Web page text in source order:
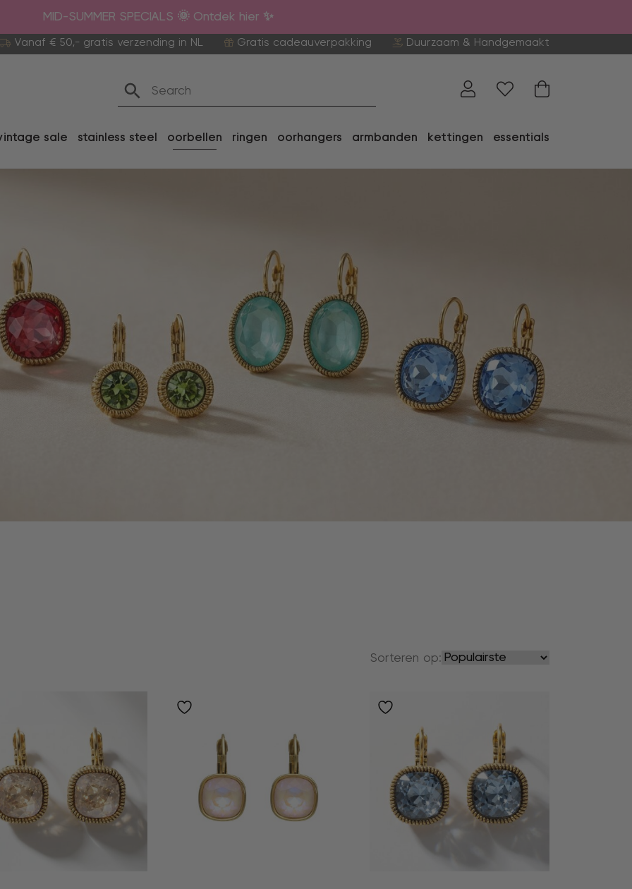
MID-SUMMER SPECIALS 🌞 Ontdek hier ✨
Vanaf € 50,- gratis verzending in NL Gratis cadeauverpakking Duurzaam & Handgemaakt
sale stainless steel oorbellen ringen oorhangers armbanden kettingen essentials
Sorteren op: